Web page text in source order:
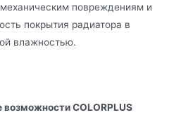
механическим повреждениям и
покрытия радиатора в
влажностью.
COLORPLUS